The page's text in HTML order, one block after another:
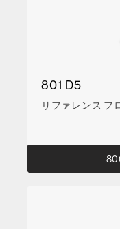
801 D5
リファレンス フ